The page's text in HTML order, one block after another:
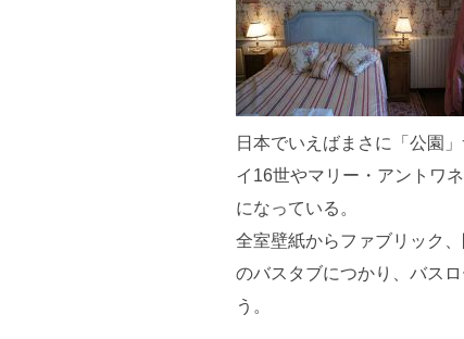
日本でいえばまさに「公園
イ16世やマリー・アントワ
になっている。
全室壁紙からファブリック
のバスタブにつかり、バス
う。